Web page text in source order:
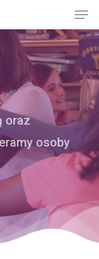
oraz
osoby
Close
Menu